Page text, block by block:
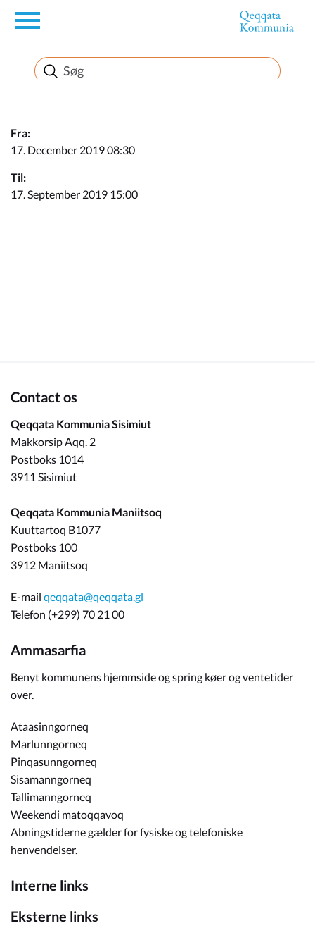
en
Borger
Fra:
17. December 2019 08:30
Til:
17. September 2019 15:00
Contact os
Qeqqata Kommunia Sisimiut
Makkorsip Aqq. 2
Postboks 1014
3911 Sisimiut
Qeqqata Kommunia Maniitsoq
Kuuttartoq B1077
Postboks 100
3912 Maniitsoq
E-mail qeqqata@qeqqata.gl
Telefon (+299) 70 21 00
Ammasarfia
Benyt kommunens hjemmside og spring køer og ventetider
over.
Ataasinngorneq
Marlunngorneq
Pinqasunngorneq
Sisamanngorneq
Tallimanngorneq
Weekendi matoqqavoq
Abningstiderne gælder for fysiske og telefoniske
henvendelser.
Interne links
Eksterne links